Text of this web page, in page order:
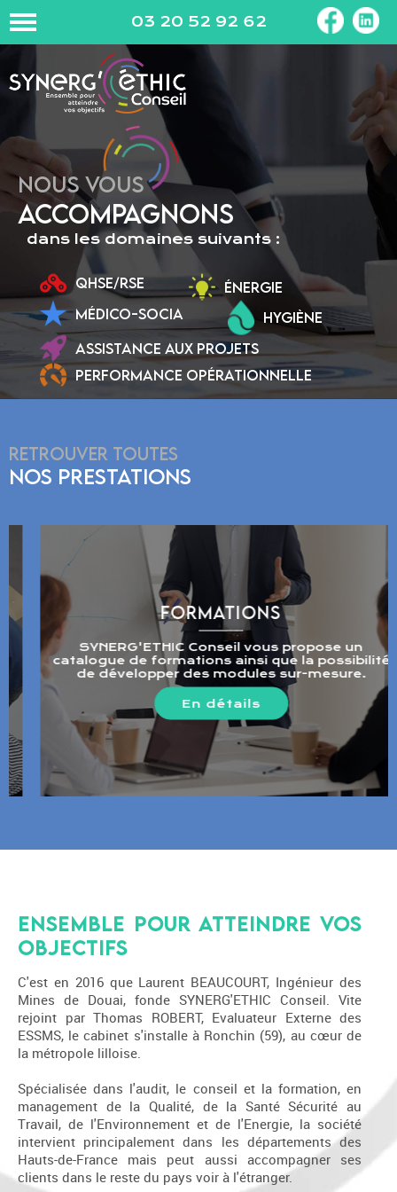
03 20 52 92 62
NOUS VOUS
ACCOMPAGNONS
dans les domaines suivants :
QHSE/RSE
ÉNERGIE
MÉDICO-SOCIA
HYGIÈNE
ASSISTANCE AUX PROJETS
PERFORMANCE OPÉRATIONNELLE
RETROUVER TOUTES
NOS PRESTATIONS
FORMATIONS
SYNERG'ETHIC Conseil vous propose un
catalogue de formations ainsi que la possibilité
de développer des modules sur-mesure.
En détails
Ensemble pour atteindre vos
objectifs
C'est en 2016 que Laurent BEAUCOURT, Ingénieur des
Mines de Douai, fonde SYNERG'ETHIC Conseil. Vite
rejoint par Thomas ROBERT, Evaluateur Externe des
ESSMS, le cabinet s'installe à Ronchin (59), au cœur de
la métropole lilloise.
Spécialisée dans l'audit, le conseil et la formation, en
management de la Qualité, de la Santé Sécurité au
Travail, de l'Environnement et de l'Energie, la société
intervient principalement dans les départements des
Hauts-de-France mais peut aussi accompagner ses
clients dans le reste du pays voir à l'étranger.